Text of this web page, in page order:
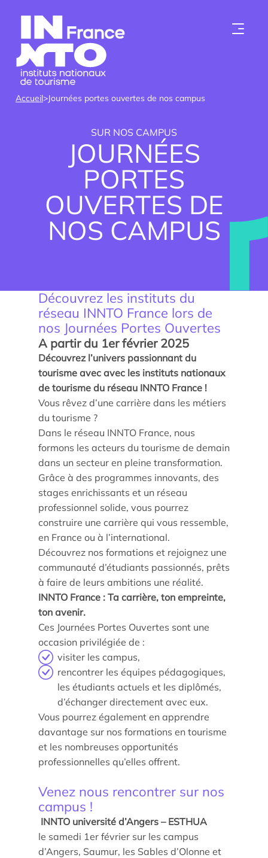
Skip to content
Qui sommes-nous ?
Les instituts
Trouver un stagiaire, alternant ou collaborateur
Associer nos étudiants à vos projets
Former vos équipes
Taxe d’apprentissage
Actualités
Agenda
Les témoignages
Parole d’experts
Ils nous soutiennent
Espace Presse
Accueil>Journées portes ouvertes de nos campus
SUR NOS CAMPUS
JOURNÉES
PORTES
OUVERTES DE
NOS CAMPUS
Découvrez les instituts du
réseau INNTO France lors de
nos Journées Portes Ouvertes
A partir du 1er février 2025
Découvrez l’univers passionnant du
tourisme avec avec les instituts nationaux
de tourisme du réseau INNTO France !
Vous rêvez d’une carrière dans les métiers
du tourisme ?
Dans le réseau INNTO France, nous
formons les acteurs du tourisme de demain
dans un secteur en pleine transformation.
Grâce à des programmes innovants, des
stages enrichissants et un réseau
professionnel solide, vous pourrez
construire une carrière qui vous ressemble,
en France ou à l’international.
Découvrez nos formations et rejoignez une
communauté d’étudiants passionnés, prêts
à faire de leurs ambitions une réalité.
INNTO France : Ta carrière, ton empreinte,
ton avenir.
Ces Journées Portes Ouvertes sont une
occasion privilégiée de :
visiter les campus,
rencontrer les équipes pédagogiques,
les étudiants actuels et les diplômés,
d’échanger directement avec eux.
Vous pourrez également en apprendre
davantage sur nos formations en tourisme
et les nombreuses opportunités
professionnelles qu’elles offrent.
Venez nous rencontrer sur nos
campus !
INNTO université d’Angers – ESTHUA
le samedi 1er février sur les campus
d’Angers, Saumur, les Sables d’Olonne et